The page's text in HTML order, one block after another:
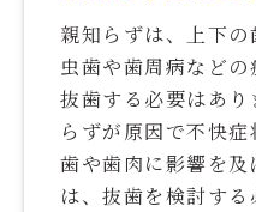
親知らずは、上下の
虫歯や歯周病など
抜歯する必要はあ
らずが原因で不快
歯や歯肉に影響を
は、抜歯を検討す